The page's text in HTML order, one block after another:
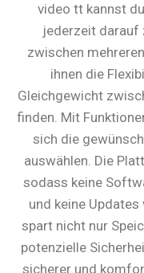
video tt kannst
jederzeit darauf
zwischen
ihnen die
Gleichgewicht
finden. Mit
sich die
auswählen. Die
sodass keine
und keine
spart nicht nur
potenzielle
sicherer und